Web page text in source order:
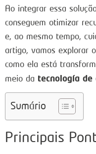
Ao integrar essa
conseguem otimizar
e, ao mesmo tempo,
artigo, vamos explorar
como ela está
meio da tecnología
Sumário
Principais